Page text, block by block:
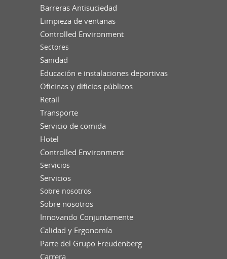
Barreras Antisuciedad
Limpieza de ventanas
Controlled Environment
Sectores
Sanidad
Educación e instalaciones deportivas
Oficinas y dificios públicos
Retail
Transporte
Servicio de comida
Hotel
Controlled Environment
Servicios
Servicios
Sobre nosotros
Sobre nosotros
Innovando Conjuntamente
Calidad y Ergonomía
Parte del Grupo Freudenberg
Carrera